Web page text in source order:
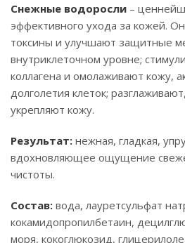
Снежные водоросли –
эффективного ухода за кожей.
токсины и улучшают защитные
внутриклеточном уровне;
коллагена и омолаживают кожу,
долголетия клеток;
укрепляют кожу.
Результат: нежная, гладкая,
вдохновляющее ощущение
чистоты.
Состав: вода, лауретсульфат
кокамидопропилбетаин,
моря, кокоглюкозид,